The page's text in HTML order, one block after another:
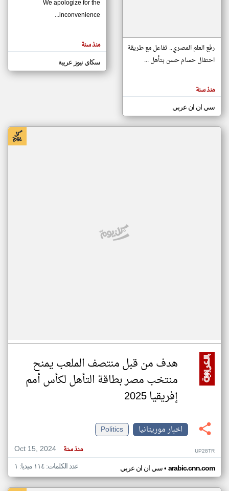
مصادر الأخبار من موريتانيا
اخبار موريتانيا على مدار الساعة
أهم اخبار موريتانيا العاجلة والمباشرة
المقالات
الموجوده
هنا عن
رفع العلم المصري.. تفاعل مع طريقة
احتفال حسام حسن بتأهل ...
منذ سنة
سي ان ان عربي
We apologize for the
inconvenience...
منذ سنة
سكاي نيوز عربية
هدف من قبل منتصف الملعب يمنح
منتخب مصر بطاقة التأهل لكأس أمم
إفريقيا 2025
اخبار موريتانيا
Politics
Oct 15, 2024
منذ سنة UP28TR
سي ان ان عربي• arabic.cnn.com عدد الكلمات: ١١٤ ميديا: ١
klyoum.com